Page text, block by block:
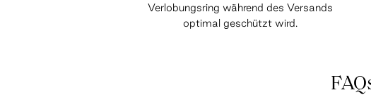
Verlobungsring während des Versands
optimal geschützt wird.